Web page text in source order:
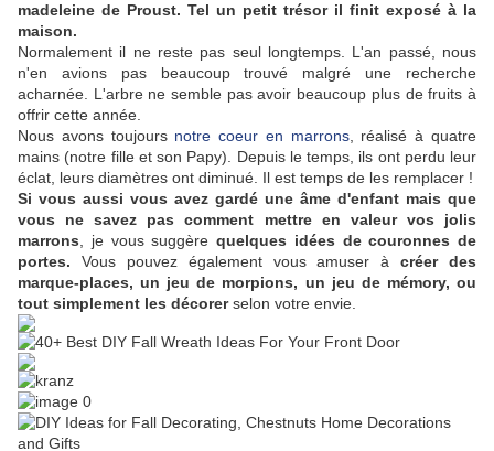
madeleine de Proust. Tel un petit trésor il finit exposé à la
maison.
Normalement il ne reste pas seul longtemps. L'an passé, nous
n'en avions pas beaucoup trouvé malgré une recherche
acharnée. L'arbre ne semble pas avoir beaucoup plus de fruits à
offrir cette année.
Nous avons toujours notre coeur en marrons, réalisé à quatre
mains (notre fille et son Papy). Depuis le temps, ils ont perdu leur
éclat, leurs diamètres ont diminué. Il est temps de les remplacer !
Si vous aussi vous avez gardé une âme d'enfant mais que
vous ne savez pas comment mettre en valeur vos jolis
marrons , je vous suggère quelques idées de couronnes de
portes. Vous pouvez également vous amuser àcréer des
marque-places, un jeu de morpions, un jeu de mémory, ou
tout simplement les décorerselon votre envie.